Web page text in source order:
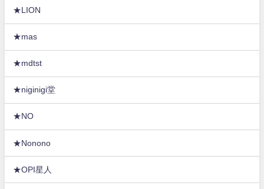
★LION
★mas
★mdtst
★niginigi堂
★NO
★Nonono
★OPI星人